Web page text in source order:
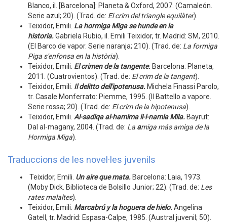
Blanco, il. [Barcelona]: Planeta & Oxford, 2007. (Camaleón.
Serie azul; 20). (Trad. de: El crim del triangle equilàter).
Teixidor, Emili. La hormiga Miga se hunde en la
historia.Gabriela Rubio, il. Emili Teixidor, tr. Madrid: SM, 2010.
(El Barco de vapor. Serie naranja; 210). (Trad. de: La formiga
Piga s'enfonsa en la història).
Teixidor, Emili. El crimen de la tangente. Barcelona: Planeta,
2011. (Cuatrovientos). (Trad. de: El crim de la tangent).
Teixidor, Emili. Il delitto dell'ipotenusa. Michela Finassi Parolo,
tr. Casale Monferrato: Piemme, 1995. (Il Battello a vapore.
Serie rossa; 20). (Trad. de: El crim de la hipotenusa).
Teixidor, Emili. Al-sadiqa al-hamima li-l-namla Mila. Bayrut:
Dal al-magany, 2004. (Trad. de: La amiga más amiga de la
Hormiga Miga).
Traduccions de les novel·les juvenils
Teixidor, Emili. Un aire que mata. Barcelona: Laia, 1973.
(Moby Dick. Biblioteca de Bolsillo Junior; 22). (Trad. de: Les
rates malaltes).
Teixidor, Emili. Marcabrú y la hoguera de hielo.Angelina
Gatell, tr. Madrid: Espasa-Calpe, 1985. (Austral juvenil; 50).